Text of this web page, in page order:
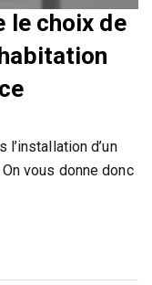
le choix de
d’un
vous donne donc